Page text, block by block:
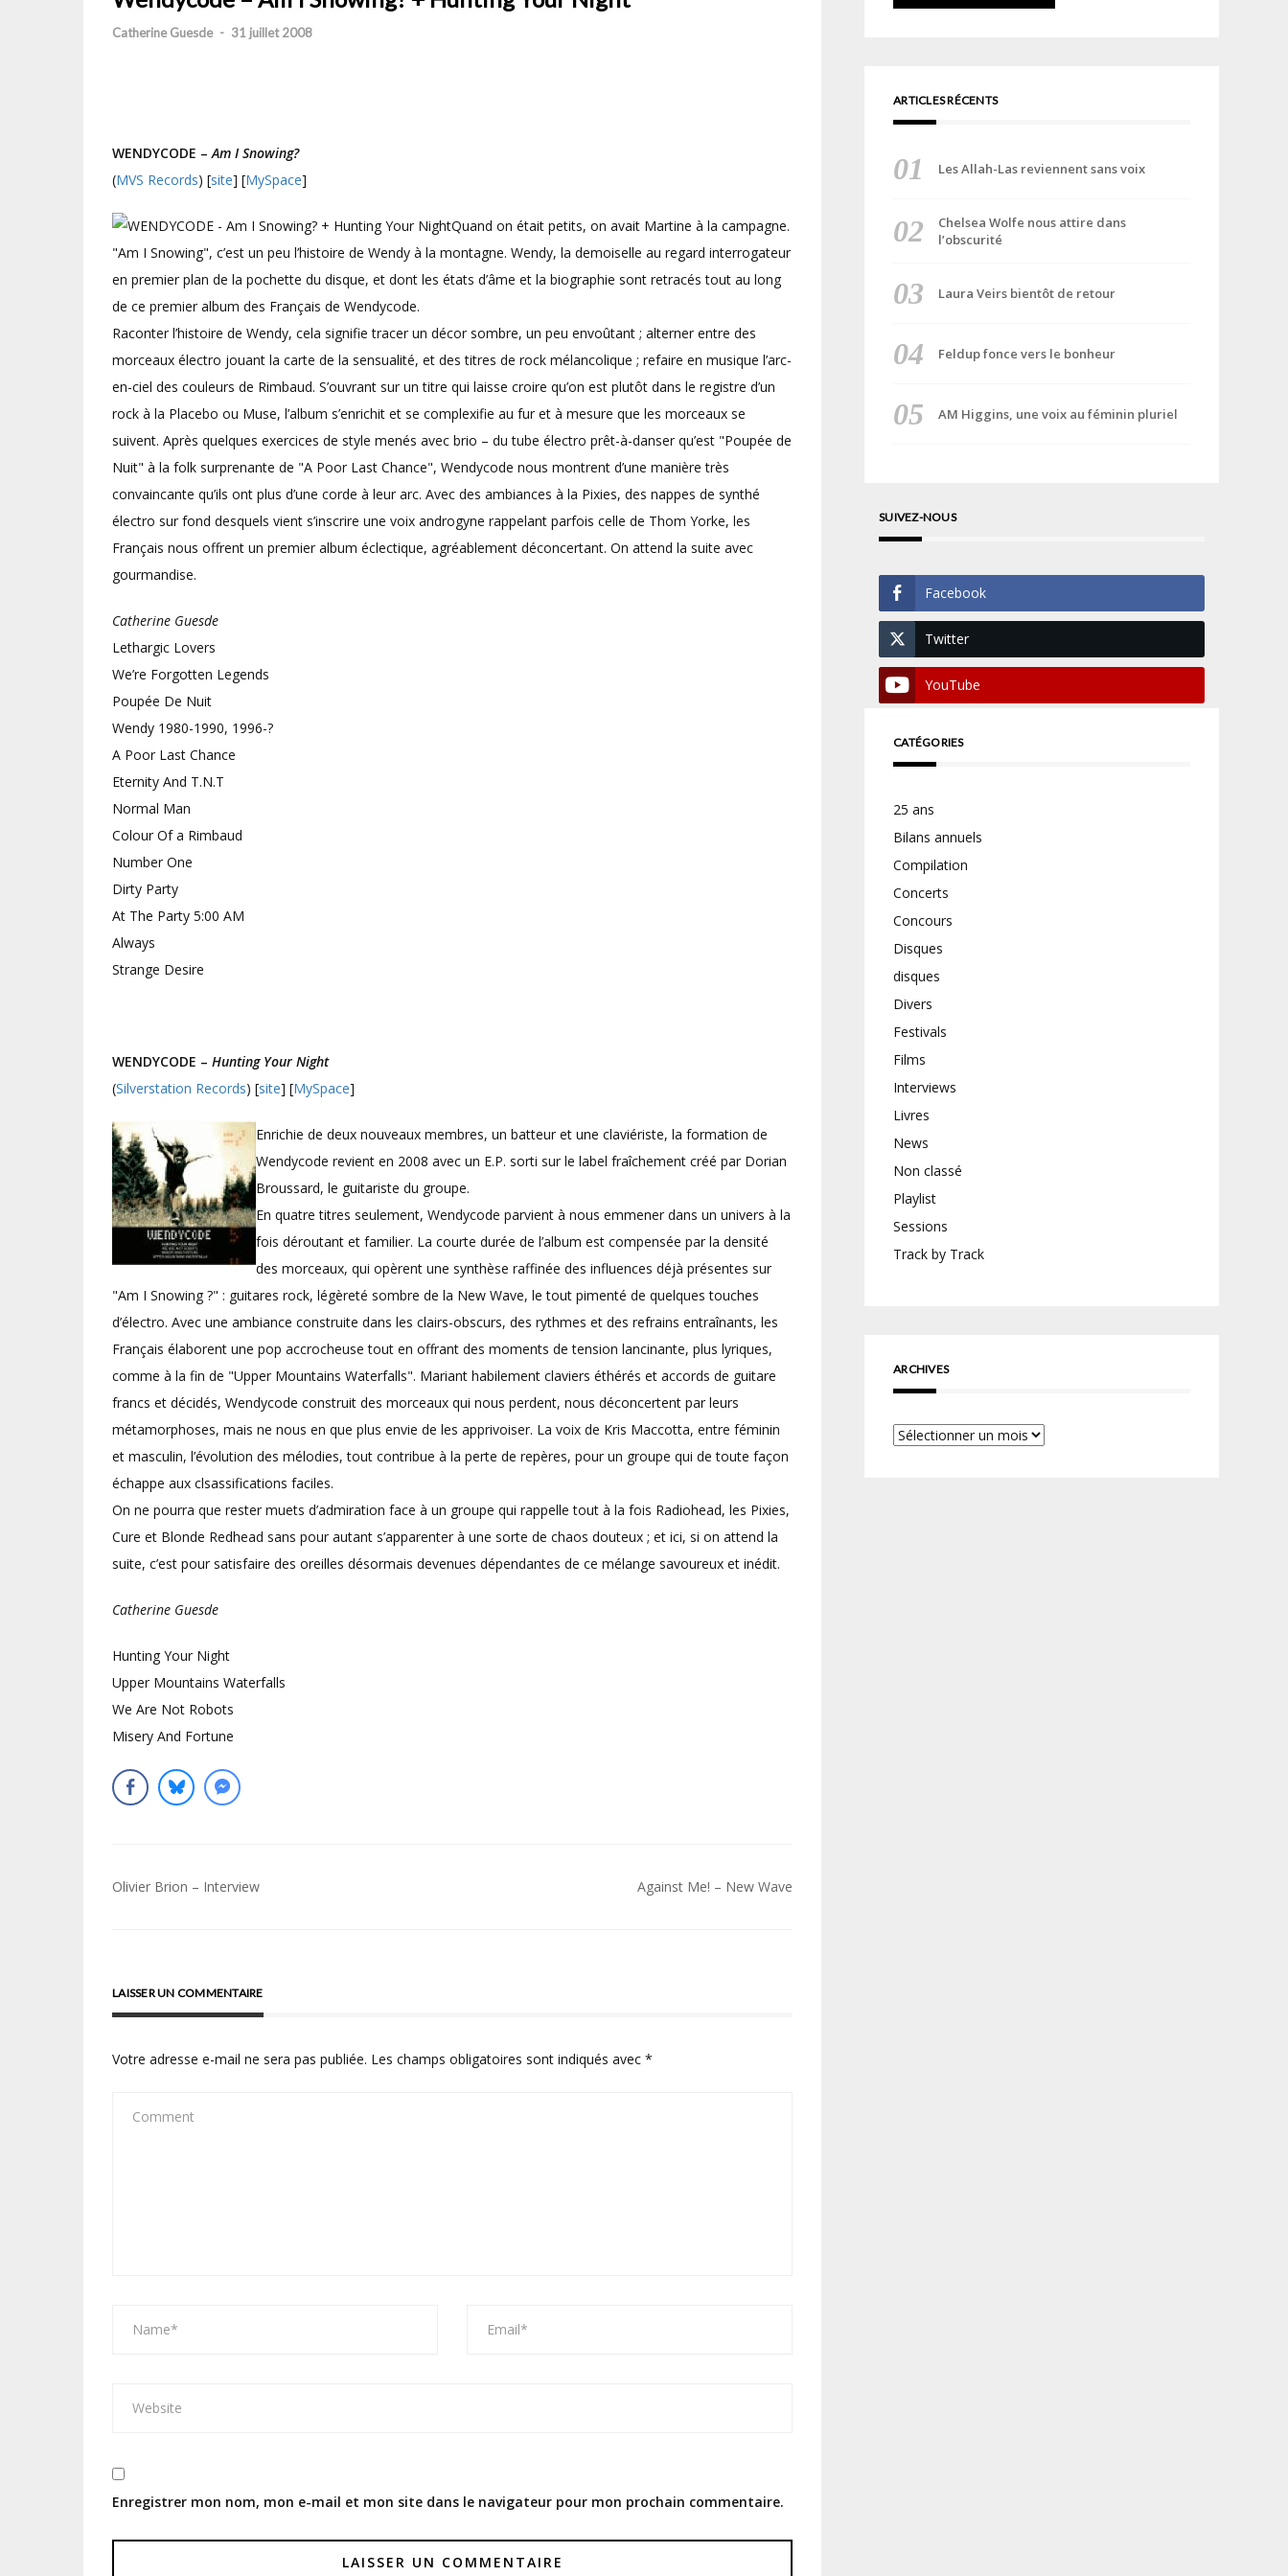
Catherine Guesde - 31 juillet 2008
WENDYCODE –Am I Snowing?
(MVS Records) [site] [MySpace]
Quand on était petits, on avait Martine à la campagne.
"Am I Snowing", c’est un peu l’histoire de Wendy à la montagne. Wendy, la demoiselle au regard interrogateur
en premier plan de la pochette du disque, et dont les états d’âme et la biographie sont retracés tout au long
de ce premier album des Français de Wendycode.
Raconter l’histoire de Wendy, cela signifie tracer un décor sombre, un peu envoûtant ; alterner entre des
morceaux électro jouant la carte de la sensualité, et des titres de rock mélancolique ; refaire en musique l’arc-
en-ciel des couleurs de Rimbaud. S’ouvrant sur un titre qui laisse croire qu’on est plutôt dans le registre d’un
rock à la Placebo ou Muse, l’album s’enrichit et se complexifie au fur et à mesure que les morceaux se
suivent. Après quelques exercices de style menés avec brio – du tube électro prêt-à-danser qu’est "Poupée de
Nuit" à la folk surprenante de "A Poor Last Chance", Wendycode nous montrent d’une manière très
convaincante qu’ils ont plus d’une corde à leur arc. Avec des ambiances à la Pixies, des nappes de synthé
électro sur fond desquels vient s’inscrire une voix androgyne rappelant parfois celle de Thom Yorke, les
Français nous offrent un premier album éclectique, agréablement déconcertant. On attend la suite avec
gourmandise.
Catherine Guesde
Lethargic Lovers
We’re Forgotten Legends
Poupée De Nuit
Wendy 1980-1990, 1996-?
A Poor Last Chance
Eternity And T.N.T
Normal Man
Colour Of a Rimbaud
Number One
Dirty Party
At The Party 5:00 AM
Always
Strange Desire
WENDYCODE – Hunting Your Night
(Silverstation Records) [site] [MySpace]
Enrichie de deux nouveaux membres, un batteur et une claviériste, la formation de
Wendycode revient en 2008 avec un E.P. sorti sur le label fraîchement créé par Dorian
Broussard, le guitariste du groupe.
En quatre titres seulement, Wendycode parvient à nous emmener dans un univers à la
fois déroutant et familier. La courte durée de l’album est compensée par la densité
des morceaux, qui opèrent une synthèse raffinée des influences déjà présentes sur
"Am I Snowing ?" : guitares rock, légèreté sombre de la New Wave, le tout pimenté de quelques touches
d’électro. Avec une ambiance construite dans les clairs-obscurs, des rythmes et des refrains entraînants, les
Français élaborent une pop accrocheuse tout en offrant des moments de tension lancinante, plus lyriques,
comme à la fin de "Upper Mountains Waterfalls". Mariant habilement claviers éthérés et accords de guitare
francs et décidés, Wendycode construit des morceaux qui nous perdent, nous déconcertent par leurs
métamorphoses, mais ne nous en que plus envie de les apprivoiser. La voix de Kris Maccotta, entre féminin
et masculin, l’évolution des mélodies, tout contribue à la perte de repères, pour un groupe qui de toute façon
échappe aux clsassifications faciles.
On ne pourra que rester muets d’admiration face à un groupe qui rappelle tout à la fois Radiohead, les Pixies,
Cure et Blonde Redhead sans pour autant s’apparenter à une sorte de chaos douteux ; et ici, si on attend la
suite, c’est pour satisfaire des oreilles désormais devenues dépendantes de ce mélange savoureux et inédit.
Catherine Guesde
Hunting Your Night
Upper Mountains Waterfalls
We Are Not Robots
Misery And Fortune
Navigation
Olivier Brion – Interview Against Me! – New Wave
LAISSER UN COMMENTAIRE
Votre adresse e-mail ne sera pas publiée. Les champs obligatoires sont indiqués avec *
Enregistrer mon nom, mon e-mail et mon site dans le navigateur pour mon prochain commentaire.
ARTICLES RÉCENTS
Les Allah-Las reviennent sans voix
Chelsea Wolfe nous attire dans
l’obscurité
Laura Veirs bientôt de retour
Feldup fonce vers le bonheur
AM Higgins, une voix au féminin pluriel
SUIVEZ-NOUS
Facebook
Twitter
YouTube
CATÉGORIES
25 ans
Bilans annuels
Compilation
Concerts
Concours
Disques
disques
Divers
Festivals
Films
Interviews
Livres
News
Non classé
Playlist
Sessions
Track by Track
ARCHIVES
Archives